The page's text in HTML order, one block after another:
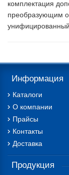
комплектация
преобразующим
Информация
Каталоги
О компании
Прайсы
Контакты
Доставка
Продукция